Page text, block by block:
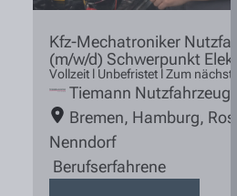
Kfz-Mechatroniker
(m/w/d) Schwerpunkt
Vollzeit l Unbefristet l Zum
Tiemann Nutzfahrzeuge
Bremen, Hamburg,
Nenndorf
Berufserfahrene